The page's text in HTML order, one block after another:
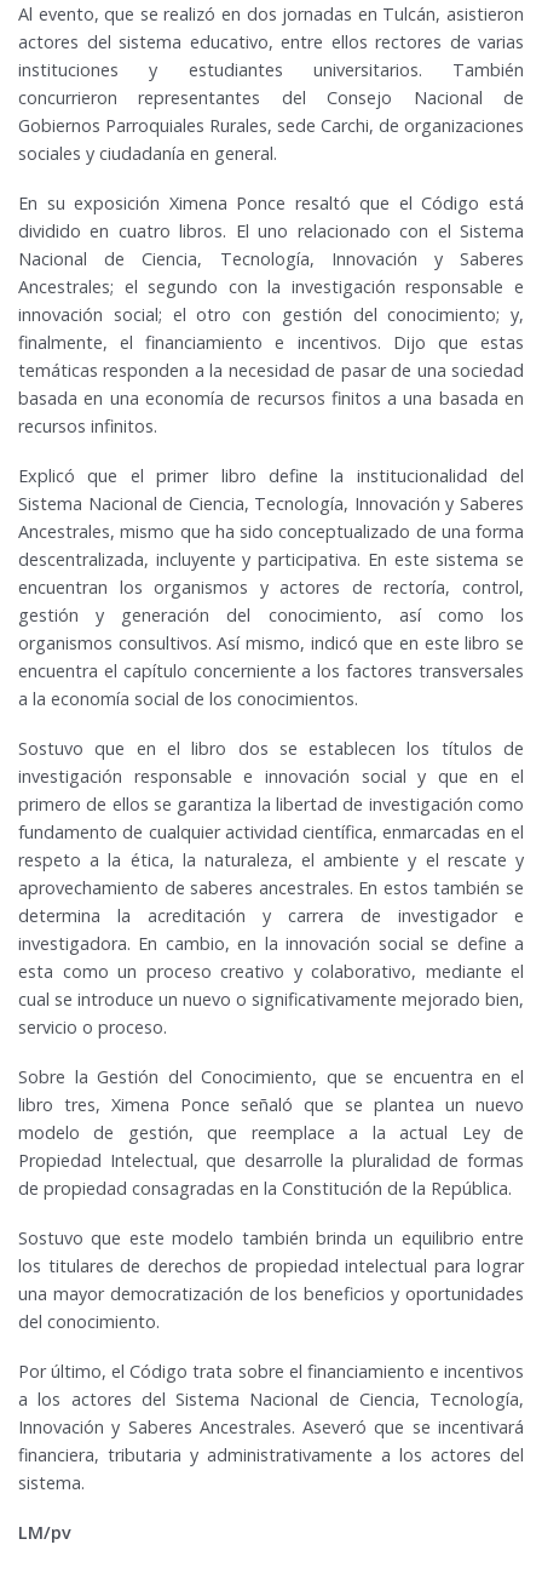
Al evento, que se realizó en dos jornadas en Tulcán, asistieron
actores del sistema educativo, entre ellos rectores de varias
instituciones y estudiantes universitarios. También
concurrieron representantes del Consejo Nacional de
Gobiernos Parroquiales Rurales, sede Carchi, de organizaciones
sociales y ciudadanía en general.
En su exposición Ximena Ponce resaltó que el Código está
dividido en cuatro libros. El uno relacionado con el Sistema
Nacional de Ciencia, Tecnología, Innovación y Saberes
Ancestrales; el segundo con la investigación responsable e
innovación social; el otro con gestión del conocimiento; y,
finalmente, el financiamiento e incentivos. Dijo que estas
temáticas responden a la necesidad de pasar de una sociedad
basada en una economía de recursos finitos a una basada en
recursos infinitos.
Explicó que el primer libro define la institucionalidad del
Sistema Nacional de Ciencia, Tecnología, Innovación y Saberes
Ancestrales, mismo que ha sido conceptualizado de una forma
descentralizada, incluyente y participativa. En este sistema se
encuentran los organismos y actores de rectoría, control,
gestión y generación del conocimiento, así como los
organismos consultivos. Así mismo, indicó que en este libro se
encuentra el capítulo concerniente a los factores transversales
a la economía social de los conocimientos.
Sostuvo que en el libro dos se establecen los títulos de
investigación responsable e innovación social y que en el
primero de ellos se garantiza la libertad de investigación como
fundamento de cualquier actividad científica, enmarcadas en el
respeto a la ética, la naturaleza, el ambiente y el rescate y
aprovechamiento de saberes ancestrales. En estos también se
determina la acreditación y carrera de investigador e
investigadora. En cambio, en la innovación social se define a
esta como un proceso creativo y colaborativo, mediante el
cual se introduce un nuevo o significativamente mejorado bien,
servicio o proceso.
Sobre la Gestión del Conocimiento, que se encuentra en el
libro tres, Ximena Ponce señaló que se plantea un nuevo
modelo de gestión, que reemplace a la actual Ley de
Propiedad Intelectual, que desarrolle la pluralidad de formas
de propiedad consagradas en la Constitución de la República.
Sostuvo que este modelo también brinda un equilibrio entre
los titulares de derechos de propiedad intelectual para lograr
una mayor democratización de los beneficios y oportunidades
del conocimiento.
Por último, el Código trata sobre el financiamiento e incentivos
a los actores del Sistema Nacional de Ciencia, Tecnología,
Innovación y Saberes Ancestrales. Aseveró que se incentivará
financiera, tributaria y administrativamente a los actores del
sistema.
LM/pv